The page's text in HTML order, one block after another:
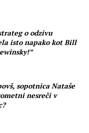
o odzivu
isto napako kot Bill
sopotnica Nataše
nesreči v